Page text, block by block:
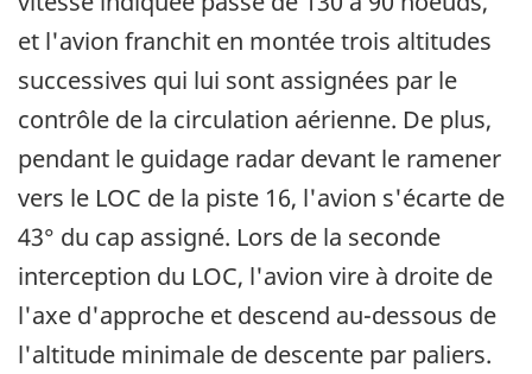
et l'avion franchit en montée trois altitudes
successives qui lui sont assignées par le
contrôle de la circulation aérienne. De plus,
pendant le guidage radar devant le ramener
vers le LOC de la piste 16, l'avion s'écarte de
43° du cap assigné. Lors de la seconde
interception du LOC, l'avion vire à droite de
l'axe d'approche et descend au-dessous de
l'altitude minimale de descente par paliers.